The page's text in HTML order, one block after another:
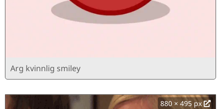
Arg kvinnlig smiley
880 × 495 px